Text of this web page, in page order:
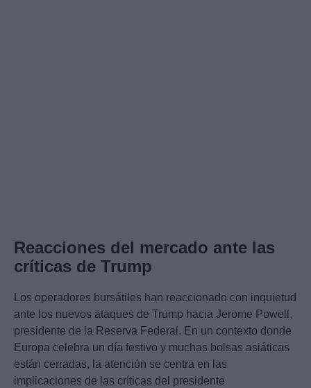
Reacciones del mercado ante las
críticas de Trump
Los operadores bursátiles han reaccionado con inquietud
ante los nuevos ataques de Trump hacia Jerome Powell,
presidente de la Reserva Federal. En un contexto donde
Europa celebra un día festivo y muchas bolsas asiáticas
están cerradas, la atención se centra en las
implicaciones de las críticas del presidente